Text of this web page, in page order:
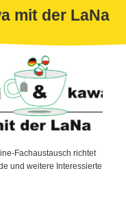
mit der LaNa
Fachaustausch richtet
und weitere Interessierte